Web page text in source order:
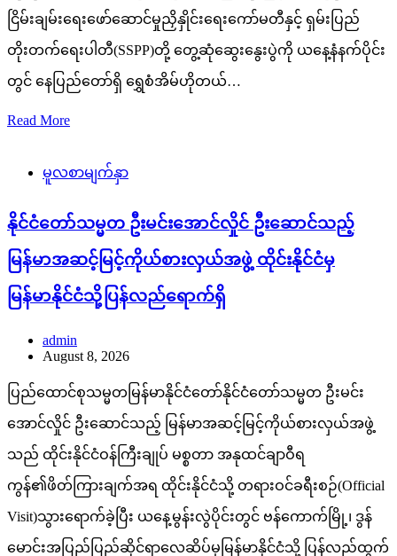
ငြိမ်းချမ်းရေးဖော်ဆောင်မှုညှိနှိုင်းရေးကော်မတီနှင့် ရှမ်းပြည်
တိုးတက်ရေးပါတီ(SSPP)တို့ တွေ့ဆုံဆွေးနွေးပွဲကို ယနေ့နံနက်ပိုင်း
တွင် နေပြည်တော်ရှိ ရွှေစံအိမ်ဟိုတယ်…
Read More
မူလစာမျက်နှာ
နိုင်ငံတော်သမ္မတ ဦးမင်းအောင်လှိုင် ဦးဆောင်သည့်
မြန်မာအဆင့်မြင့်ကိုယ်စားလှယ်အဖွဲ့ ထိုင်းနိုင်ငံမှ
မြန်မာနိုင်ငံသို့ပြန်လည်ရောက်ရှိ
admin
August 8, 2026
ပြည်ထောင်စုသမ္မတမြန်မာနိုင်ငံတော်နိုင်ငံတော်သမ္မတ ဦးမင်း
အောင်လှိုင် ဦးဆောင်သည့် မြန်မာအဆင့်မြင့်ကိုယ်စားလှယ်အဖွဲ့
သည် ထိုင်းနိုင်ငံဝန်ကြီးချုပ် မစ္စတာ အနုထင်ချာဝီရ
ကွန်၏ဖိတ်ကြားချက်အရ ထိုင်းနိုင်ငံသို့ တရားဝင်ခရီးစဉ်(Official
Visit)သွားရောက်ခဲ့ပြီး ယနေ့မွန်းလွဲပိုင်းတွင် ဗန်ကောက်မြို့၊ ဒွန်
မောင်းအပြည်ပြည်ဆိုင်ရာလေဆိပ်မှမြန်မာနိုင်ငံသို့ ပြန်လည်ထွက်